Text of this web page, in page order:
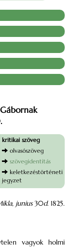
kritikai szöveg
olvasószöveg
szövegidentitás
keletkezéstörténeti
jegyzet
, junius30d. 1825.
vagyok holmi